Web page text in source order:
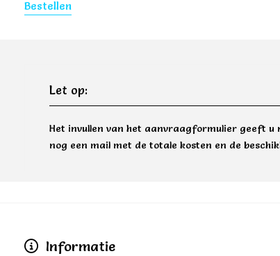
Bestellen
Let op:
Het invullen van het aanvraagformulier geeft
nog een mail met de totale kosten en de
Informatie